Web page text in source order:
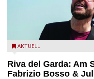
Fabrizio Bosso & Julian
AKTUELL
Riva del Garda: Am
Fabrizio Bosso &